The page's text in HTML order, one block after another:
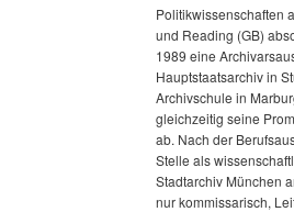
Politikwissenschaften
und Reading (GB)
1989 eine
Hauptstaatsarchiv in
Archivschule in
gleichzeitig seine
ab. Nach der
Stelle als
Stadtarchiv München
nur kommissarisch,